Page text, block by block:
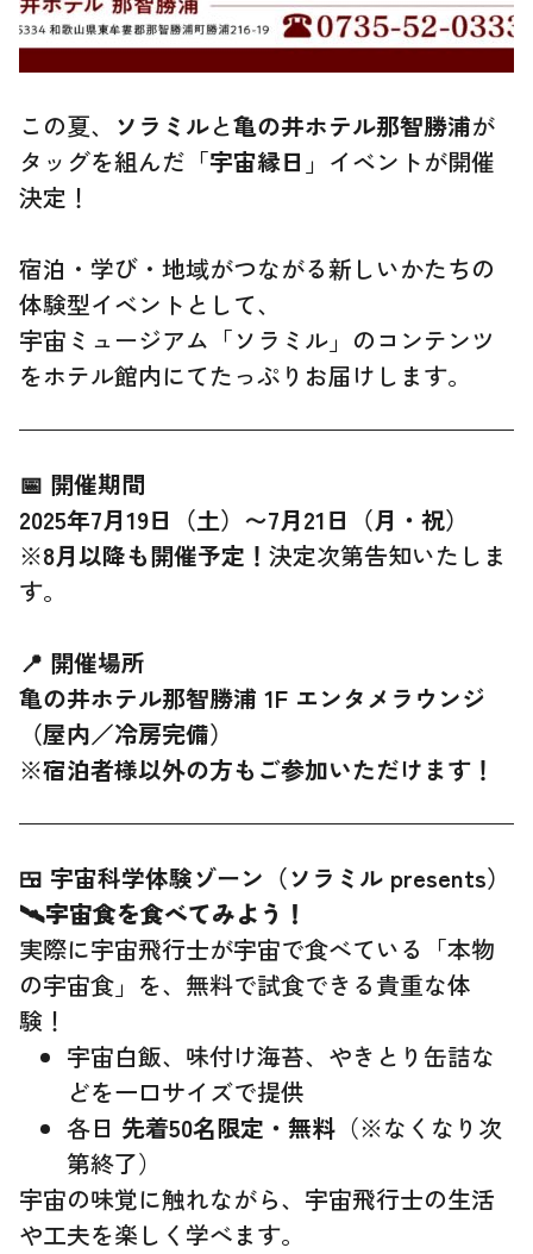
この夏、 ソラミルと亀の井ホテル那智勝浦が
タッグを組んだ「宇宙縁日 」イベントが開催
決定！
宿泊・学び・地域がつながる新しいかたちの
体験型イベントとして、
宇宙ミュージアム「ソラミル」のコンテンツ
をホテル館内にてたっぷりお届けします。
📅 開催期間
2025年7月19日（土）〜7月21日（月・祝）
※8月以降も開催予定！ 決定次第告知いたしま
す。
📍 開催場所
亀の井ホテル那智勝浦 1F エンタメラウンジ
（屋内／冷房完備）
※宿泊者様以外の方もご参加いただけます！
🍱 宇宙科学体験ゾーン（ソラミル presents）
🛰️宇宙食を食べてみよう！
実際に宇宙飛行士が宇宙で食べている「本物
の宇宙食」を、無料で試食できる貴重な体
験！
宇宙白飯、味付け海苔、やきとり缶詰な
どを一口サイズで提供
各日 先着50名限定・無料 （※なくなり次
第終了）
宇宙の味覚に触れながら、宇宙飛行士の生活
や工夫を楽しく学べます。